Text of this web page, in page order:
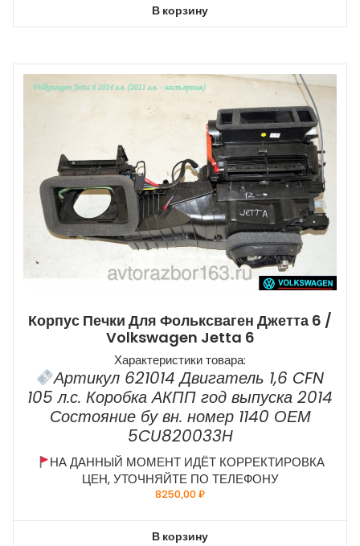
В корзину
Корпус Печки Для Фольксваген Джетта 6 /
Volkswagen Jetta 6
Характеристики товара:
Артикул 621014 Двигатель 1,6 CFN
105 л.с. Коробка АКПП год выпуска 2014
Состояние бу вн. номер 1140 ОЕМ
5CU820033H
НА ДАННЫЙ МОМЕНТ ИДЁТ КОРРЕКТИРОВКА
ЦЕН, УТОЧНЯЙТЕ ПО ТЕЛЕФОНУ
8250,00₽
В корзину